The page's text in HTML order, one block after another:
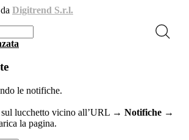
Digitrend S.r.l.
le notifiche.
lucchetto vicino all’URL → Notifiche →
la pagina.